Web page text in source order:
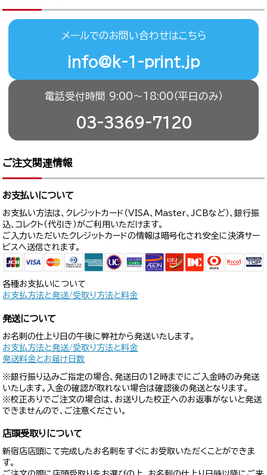
メールでのお問い合わせはこちら
info@k-1-print.jp
電話受付時間 9:00〜18:00（平日のみ）
03-3369-7120
ご注文関連情報
お支払いについて
お支払い方法は、クレジットカード（VISA、Master、JCBなど）、銀行振
込、コレクト（代引き）がご利用いただけます。
ご入力いただいたクレジットカードの情報は暗号化され安全に決済サー
ビスへ送信されます。
各種お支払いについて
お支払方法と発送/受取り方法と料金
発送について
お名刺の仕上り日の午後に弊社から発送いたします。
お支払方法と発送/受取り方法と料金
発送料金とお届け日数
※銀行振り込みご指定の場合、発送日の12時までにご入金時のみ発送
いたします。入金の確認が取れない場合は確認後の発送となります。
※校正ありでご注文の場合は、お送りした校正へのお返事がないと発送
できませんので、ご注意ください。
店頭受取りについて
新宿店店頭にて完成したお名刺をすぐにお受取いただくことができま
す。